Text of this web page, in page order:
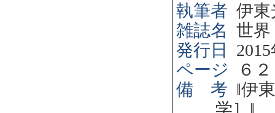
執筆者 伊東
雑誌名 世界
発行日
2015
ページ
６
備 考 ‖伊
学］ ‖